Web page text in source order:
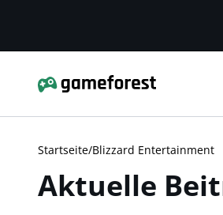
Startseite/Blizzard Entertainment
Aktuelle